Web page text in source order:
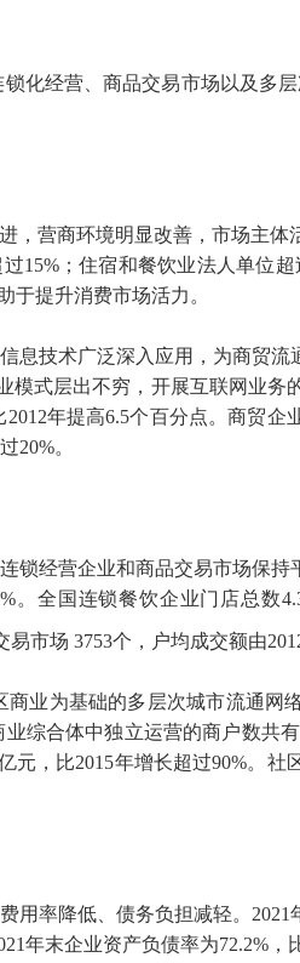
化经营、商品交易市场以及多
营商环境明显改善，市场主体
15%；住宿和餐饮业法人单位
于提升消费市场活力。
技术广泛深入应用，为商贸
式层出不穷，开展互联网业务
年提高6.5个百分点。商贸
20%。
经营企业和商品交易市场保
。全国连锁餐饮企业门店总数
市场 3753个，户均成交额由
业为基础的多层次城市流通网
综合体中独立运营的商户数共
，比2015年增长超过90%。
率降低、债务负担减轻。2021
年末企业资产负债率为72.2%，